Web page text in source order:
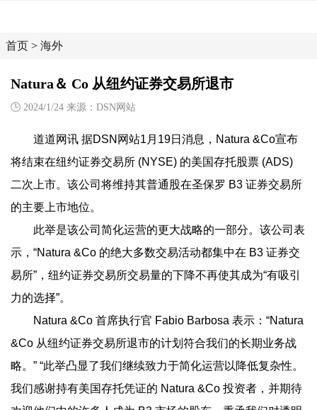
首页 > 海外
Natura＆ Co 从纽约证券交易所退市
2024/1/24 来源：DSN网站
道道网讯 据DSN网站1月19日消息，Natura &Co宣布
将结束在纽约证券交易所 (NYSE) 的美国存托股票 (ADS)
二次上市。该公司将维持其普通股在圣保罗 B3 证券交易所
的主要上市地位。
此举是该公司简化运营的更大战略的一部分。该公司表
示，“Natura &Co 的绝大多数交易活动都集中在 B3 证券交
易所”，纽约证券交易所交易量的下降不再使其成为“有吸引
力的选择”。
Natura &Co 首席执行官 Fabio Barbosa 表示：“Natura
&Co 从纽约证券交易所退市的计划符合我们的长期业务战
略。” “此举凸显了我们继续致力于简化运营以降低复杂性。
我们感谢持有美国存托凭证的 Natura &Co 投资者，并期待